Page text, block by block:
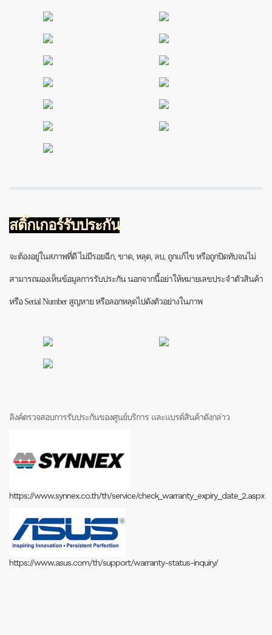
สติ๊กเกอร์รับประกัน
จะต้องอยู่ในสภาพที่ดี ไม่มีรอยฉีก, ขาด, หลุด, ลบ, ถูกแก้ไข หรือถูกปิดทับจนไม่
สามารถมองเห็นข้อมูลการรับประกัน นอกจากนี้อย่าให้หมายเลขประจำตัวสินค้า
หรือ Serial Number สูญหาย หรือลอกหลุดไปดังตัวอย่างในภาพ
ลิงค์ตรวจสอบการรับประกันของศูนย์บริการ และแบรด์สินค้าดังกล่าว
https://www.synnex.co.th/th/service/check_warranty_expiry_date_2.aspx
https://www.asus.com/th/support/warranty-status-inquiry/